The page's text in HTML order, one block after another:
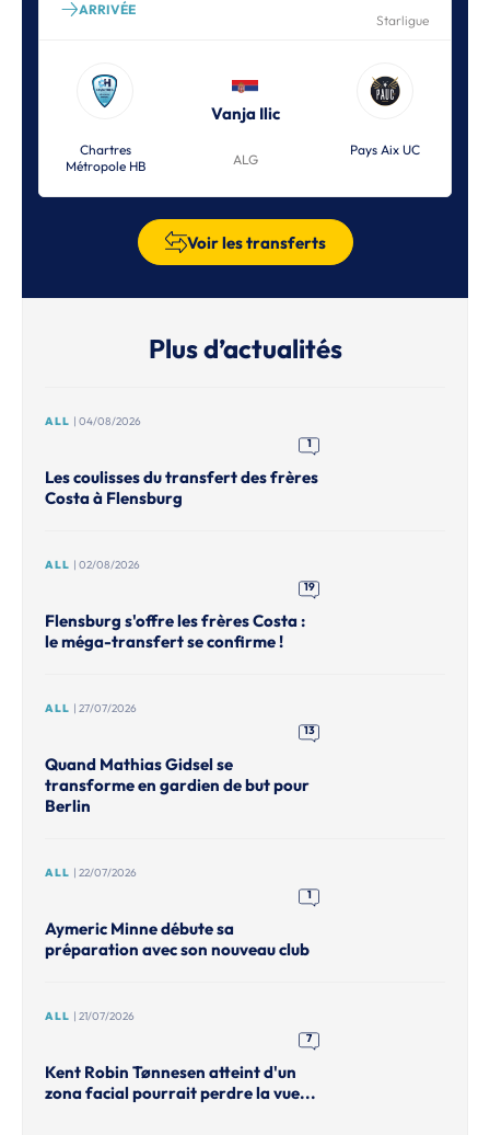
ARRIVÉE
Starligue
Chartres
Métropole HB
Vanja Ilic
ALG
Pays Aix UC
Voir les transferts
Plus d’actualités
ALL | 04/08/2026
1
Les coulisses du transfert des frères
Costa à Flensburg
ALL | 02/08/2026
19
Flensburg s'offre les frères Costa :
le méga-transfert se confirme !
ALL | 27/07/2026
13
Quand Mathias Gidsel se
transforme en gardien de but pour
Berlin
ALL | 22/07/2026
1
Aymeric Minne débute sa
préparation avec son nouveau club
ALL | 21/07/2026
7
Kent Robin Tønnesen atteint d'un
zona facial pourrait perdre la vue...